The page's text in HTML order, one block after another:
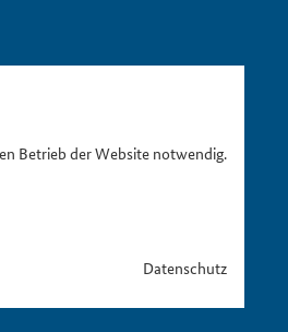
Betrieb der Website notwendig.
Datenschutz